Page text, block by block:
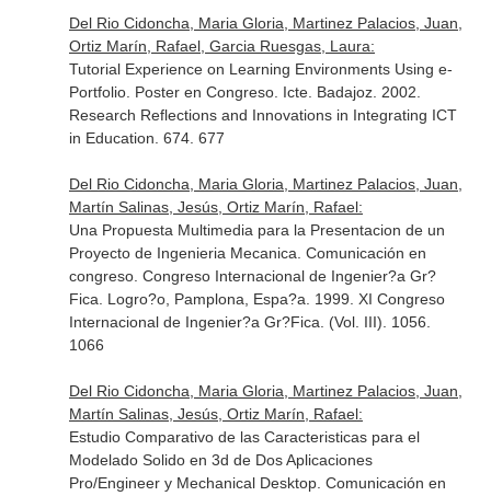
Del Rio Cidoncha, Maria Gloria, Martinez Palacios, Juan,
Ortiz Marín, Rafael, Garcia Ruesgas, Laura:
Tutorial Experience on Learning Environments Using e-
Portfolio. Poster en Congreso. Icte. Badajoz. 2002.
Research Reflections and Innovations in Integrating ICT
in Education. 674. 677
Del Rio Cidoncha, Maria Gloria, Martinez Palacios, Juan,
Martín Salinas, Jesús, Ortiz Marín, Rafael:
Una Propuesta Multimedia para la Presentacion de un
Proyecto de Ingenieria Mecanica. Comunicación en
congreso. Congreso Internacional de Ingenier?a Gr?
Fica. Logro?o, Pamplona, Espa?a. 1999. XI Congreso
Internacional de Ingenier?a Gr?Fica. (Vol. III). 1056.
1066
Del Rio Cidoncha, Maria Gloria, Martinez Palacios, Juan,
Martín Salinas, Jesús, Ortiz Marín, Rafael:
Estudio Comparativo de las Caracteristicas para el
Modelado Solido en 3d de Dos Aplicaciones
Pro/Engineer y Mechanical Desktop. Comunicación en